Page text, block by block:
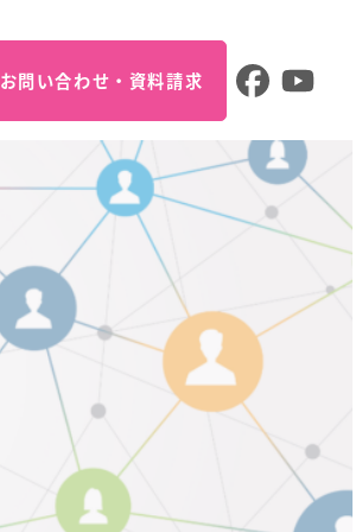
お問い合わせ・資料請求